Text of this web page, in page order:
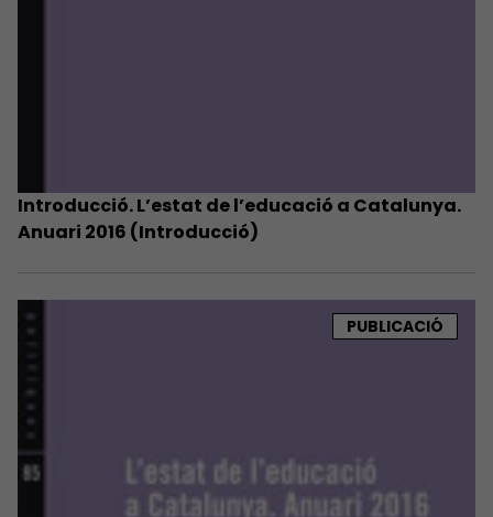
Introducció. L’estat de l’educació a Catalunya.
Anuari 2016 (Introducció)
PUBLICACIÓ